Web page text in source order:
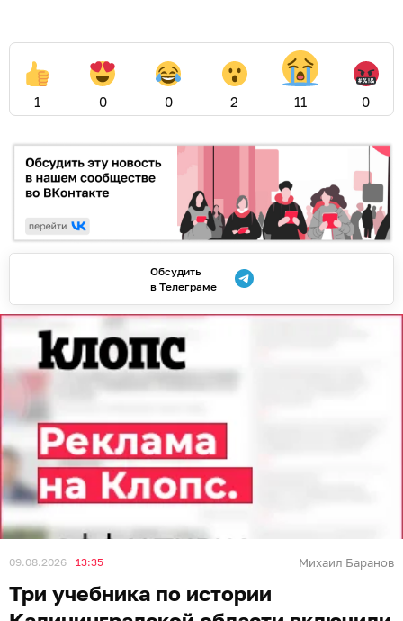
1 0 0 2 11 0
Обсудить
в Телеграме
09.08.2026 13:35 Михаил Баранов
Три учебника по истории